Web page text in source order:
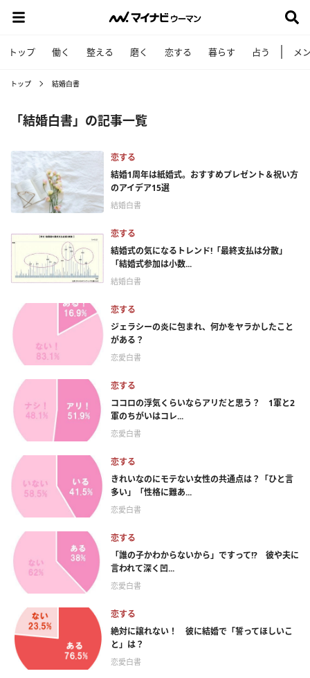
トップ 働く 整える 磨く 恋する 暮らす 占う メ
トップ 結婚白書
「結婚白書」の記事一覧
恋する
結婚1周年は紙婚式。おすすめプレゼント＆祝い方
のアイデア15選
結婚白書
恋する
結婚式の気になるトレンド!「最終支払は分散」
「結婚式参加は小数...
結婚白書
恋する
ジェラシーの炎に包まれ、何かをヤラかしたこと
がある？
恋愛白書
恋する
ココロの浮気くらいならアリだと思う？ 1軍と2
軍のちがいはコレ...
恋愛白書
恋する
きれいなのにモテない女性の共通点は？「ひと言
多い」「性格に難あ...
恋愛白書
恋する
「誰の子かわからないから」ですって!? 彼や夫に
言われて深く凹...
恋愛白書
恋する
絶対に譲れない！ 彼に結婚で「誓ってほしいこ
と」は？
恋愛白書